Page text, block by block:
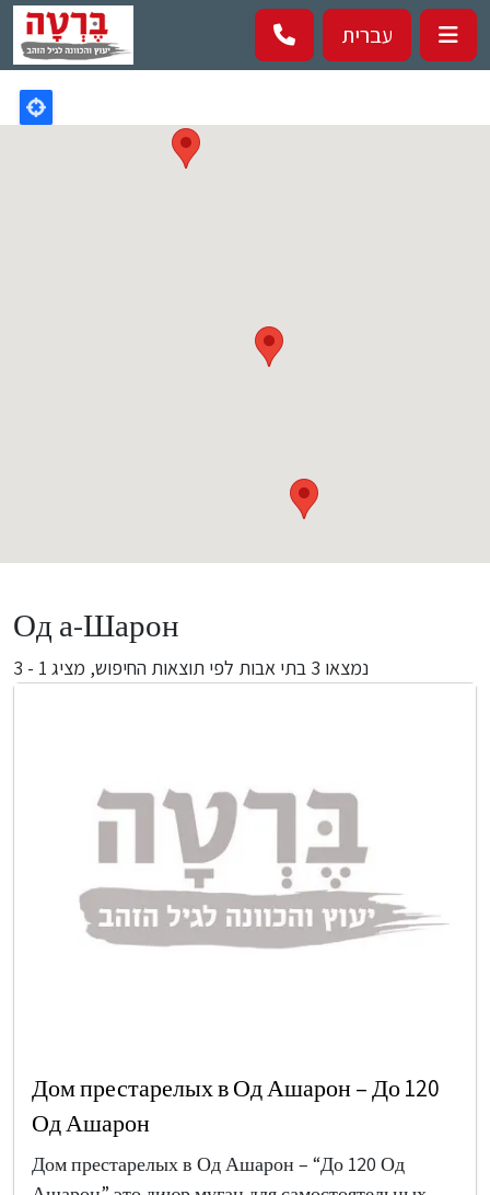
Перейти к основному содержанию
עברית
Од а-Шарон
נמצאו 3 בתי אבות לפי תוצאות החיפוש, מציג 1 - 3
Дом престарелых в Од Ашарон – До 120
Од Ашарон
Дом престарелых в Од Ашарон – “До 120 Од